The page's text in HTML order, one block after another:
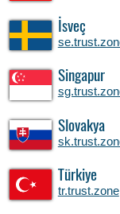
İsveç
Singapur
Slovakya
Türkiye
tr.trust.zone